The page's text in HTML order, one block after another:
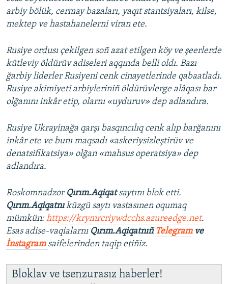
arbiy bölük, cermay bazaları, yaqıt stantsiyaları, kilse,
mektep ve hastahanelerni viran ete.
Rusiye ordusı çekilgen soñ azat etilgen köy ve şeerlerde
kütleviy öldürüv adiseleri aqqında belli oldı. Bazı
ğarbiy liderler Rusiyeni cenk cinayetlerinde qabaatladı.
Rusiye akimiyeti arbiyleriniñ öldürüvlerge alâqası bar
olğanını inkâr etip, olarnı «uyduruv» dep adlandıra.
Rusiye Ukrayinağa qarşı basqıncılıq cenk alıp barğanını
inkâr ete ve bunı maqsadı «askeriysizleştirüv ve
denatsifikatsiya» olğan «mahsus operatsiya» dep
adlandıra.
Roskomnadzor Qırım.Aqiqatsaytını blok etti.
Qırım.Aqiqatnıküzgü saytı vastasınen oqumaq
mümkün:https://krymrcriywdcchs.azureedge.net.
Esas adise-vaqialarnı Qırım.Aqiqatnıñ Telegramve
İnstagram saifelerinden taqip etiñiz.
Bloklav ve tsenzurasız haberler!